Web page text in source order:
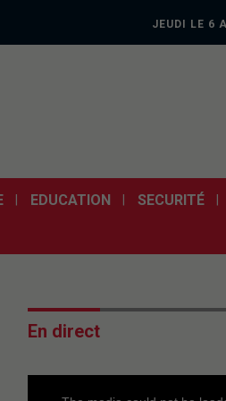
JEUDI LE 6
EDUCATION SECURITÉ
En direct